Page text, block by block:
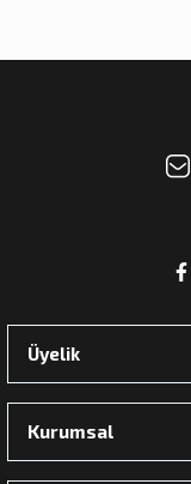
Üyelik
Kurumsal